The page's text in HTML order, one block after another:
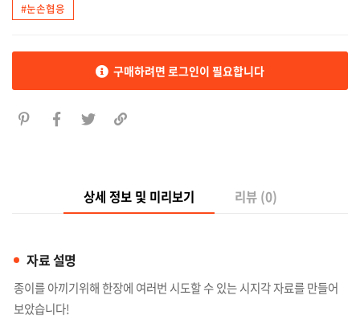
#눈손협응
구매하려면 로그인이 필요합니다
상세 정보 및 미리보기 리뷰 (0)
자료 설명
종이를 아끼기위해 한장에 여러번 시도할 수 있는 시지각 자료를 만들어
보았습니다!